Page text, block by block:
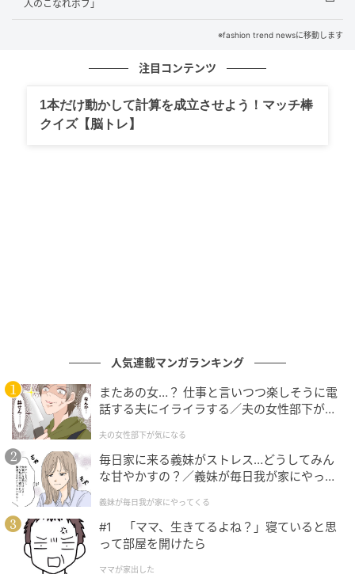
反射するのでこれからの時期にピッタリ。小さく見え
るけれど、横幅は約7〜7.5cmとほどよく存在感のある
サイズ。キャラクターを髪につけるのに抵抗があるな
ら、2本セットのうち名前バージョンだけをつけてさり
げなく推しアピールしても良さそう。
大人カラーのシンプルシュシュ
人のこなれボブ」
※fashion trend newsに移動します
注目コンテンツ
1本だけ動かして計算を成立させよう！マッチ棒
クイズ【脳トレ】
人気連載マンガランキング
またあの女…？ 仕事と言いつつ楽しそうに電
話する夫にイライラする／夫の女性部下が気
夫の女性部下が気になる
毎日家に来る義妹がストレス…どうしてみん
な甘やかすの？／義妹が毎日我が家にやって
が】
義妹が毎日我が家にやってくる
#1 「ママ、生きてるよね？」寝ていると思
って部屋を開けたら
ママが家出した